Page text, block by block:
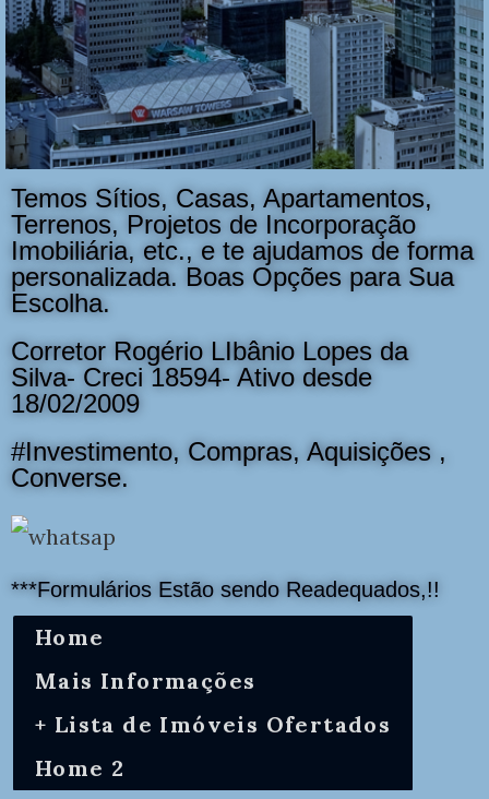
Temos Sítios, Casas, Apartamentos,
Terrenos, Projetos de Incorporação
Imobiliária, etc., e te ajudamos de forma
personalizada. Boas Opções para Sua
Escolha.
Corretor Rogério LIbânio Lopes da
Silva- Creci 18594- Ativo desde
18/02/2009
#Investimento, Compras, Aquisições ,
Converse.
***Formulários Estão sendo Readequados,!!
Home
Mais Informações
+ Lista de Imóveis Ofertados
Home 2